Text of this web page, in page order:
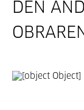
DEN